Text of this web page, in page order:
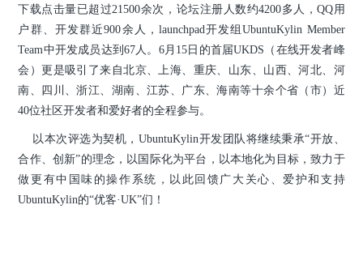
下载点击量已超过21500余次，论坛注册人数约4200多人，QQ用
户群、开发群近900余人，launchpad开发组UbuntuKylin Member
Team中开发成员达到67人。6月15日的首届UKDS（在线开发者峰
会）更是吸引了来自北京、上海、重庆、山东、山西、河北、河
南、四川、浙江、湖南、江苏、广东、海南等十余个省（市）近
40位社区开发者和爱好者的全程参与。
以本次评选为契机，UbuntuKylin开发团队将继续秉承“开放、
合作、创新”的理念，以国际化为平台，以本地化为目标，致力于
做更有中国味的操作系统，以此回馈广大关心、爱护和支持
UbuntuKylin的“优客·UK”们！